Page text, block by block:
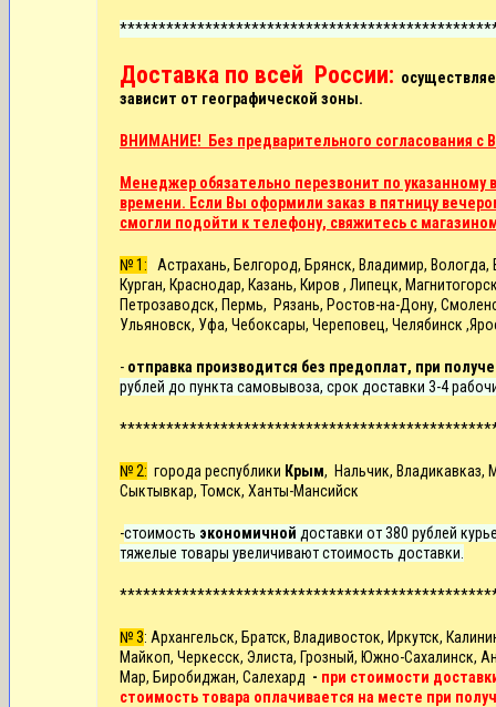
Доставка по всей России:
зависит от географической зоны.
ВНИМАНИЕ! Без предварительного согласования с
Менеджер обязательно перезвонит по указанному
времени. Если Вы оформили заказ в пятницу
смогли подойти к телефону, свяжитесь с
№ 1: Астрахань, Белгород, Брянск, Владимир,
Курган, Краснодар, Казань, Киров , Липецк,
Петрозаводск, Пермь, Рязань, Ростов-на-Дону,
Ульяновск, Уфа, Чебоксары, Череповец, Челябинск
- отправка производится без предоплат, при
рублей до пункта самовывоза, срок доставки 3-4
№ 2: города республики Крым, Нальчик, Владикавказ,
Сыктывкар, Томск, Ханты-Мансийск
-стоимость экономичной доставки от 380 рублей
тяжелые товары увеличивают стоимость доставки.
№ 3: Архангельск, Братск, Владивосток, Иркутск,
Майкоп, Черкесск, Элиста, Грозный, Южно-Сахалинск,
Мар, Биробиджан, Салехард - при стоимости
стоимость товара оплачивается на месте при